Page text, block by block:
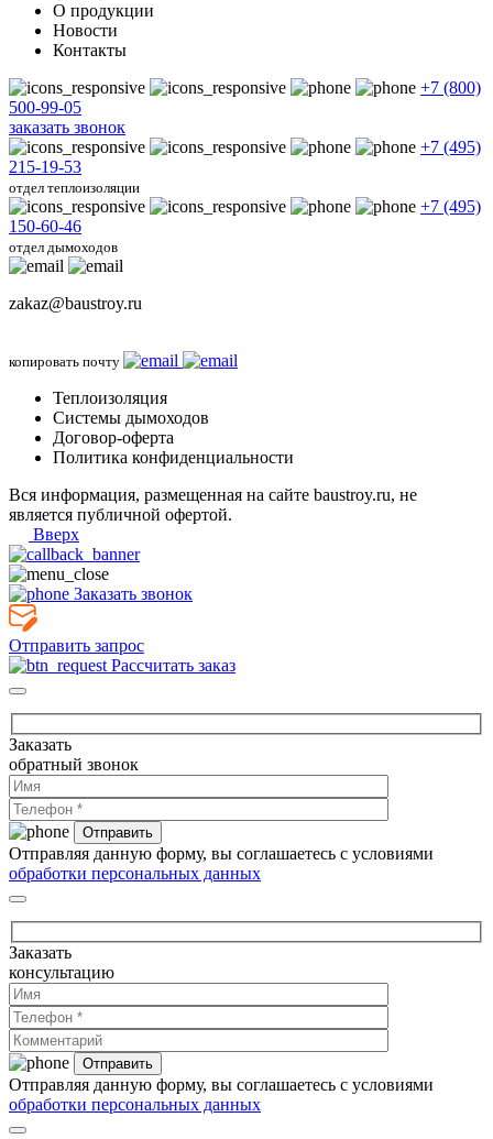
О продукции
Новости
Контакты
+7 (800)
500-99-05
заказать звонок
+7 (495)
215-19-53
отдел теплоизоляции
+7 (495)
150-60-46
отдел дымоходов
zakaz@baustroy.ru
копировать почту
Теплоизоляция
Системы дымоходов
Договор-оферта
Политика конфиденциальности
Вся информация, размещенная на сайте baustroy.ru, не
является публичной офертой.
Вверх
Заказать звонок
Отправить запрос
Рассчитать заказ
Заказать
обратный звонок
Отправляя данную форму, вы соглашаетесь с условиями
обработки персональных данных
Заказать
консультацию
Отправляя данную форму, вы соглашаетесь с условиями
обработки персональных данных